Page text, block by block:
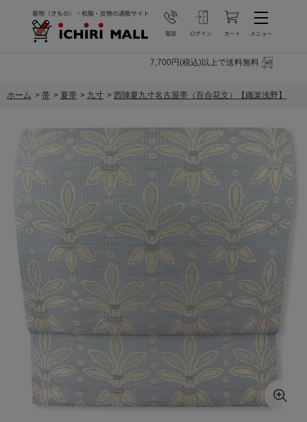
7,700円(税込)以上で送料無料
ホーム > 帯 > 夏帯 > 九寸 > 西陣夏九寸名古屋帯（百合花文）【織楽浅野】